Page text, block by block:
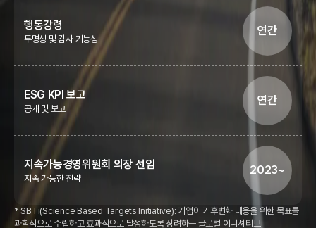
행동강령
투명성 및 감사 기능성
연간
ESG KPI 보고
공개 및 보고
연간
지속가능경영위원회 의장 선임
지속 가능한 전략
2023~
* SBTi(Science Based Targets Initiative): 기업이 기후변화 대응을 위한 목표를
과학적으로 수립하고 효과적으로 달성하도록 장려하는 글로벌 이니셔티브